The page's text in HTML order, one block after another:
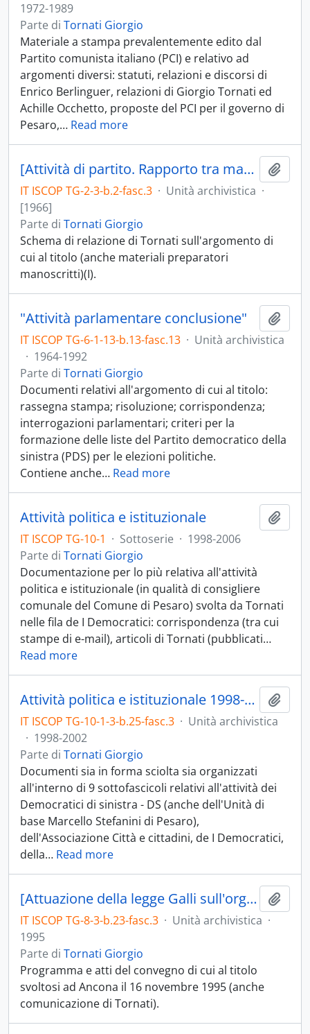
1972-1989
Parte di Tornati Giorgio
Materiale a stampa prevalentemente edito dal
Partito comunista italiano (PCI) e relativo ad
argomenti diversi: statuti, relazioni e discorsi di
Enrico Berlinguer, relazioni di Giorgio Tornati ed
Achille Occhetto, proposte del PCI per il governo di
Pesaro,… Read more
[Attività di partito. Rapporto tra marxismo e religione]
IT ISCOP TG-2-3-b.2-fasc.3 · Unità archivistica ·
[1966]
Parte di Tornati Giorgio
Schema di relazione di Tornati sull'argomento di
cui al titolo (anche materiali preparatori
manoscritti)(I).
"Attività parlamentare conclusione"
IT ISCOP TG-6-1-13-b.13-fasc.13 · Unità archivistica
· 1964-1992
Parte di Tornati Giorgio
Documenti relativi all'argomento di cui al titolo:
rassegna stampa; risoluzione; corrispondenza;
interrogazioni parlamentari; criteri per la
formazione delle liste del Partito democratico della
sinistra (PDS) per le elezioni politiche.
Contiene anche… Read more
Attività politica e istituzionale
IT ISCOP TG-10-1 · Sottoserie · 1998-2006
Parte di Tornati Giorgio
Documentazione per lo più relativa all'attività
politica e istituzionale (in qualità di consigliere
comunale del Comune di Pesaro) svolta da Tornati
nelle fila de I Democratici: corrispondenza (tra cui
stampe di e-mail), articoli di Tornati (pubblicati…
Read more
Attività politica e istituzionale 1998-2002
IT ISCOP TG-10-1-3-b.25-fasc.3 · Unità archivistica
· 1998-2002
Parte di Tornati Giorgio
Documenti sia in forma sciolta sia organizzati
all'interno di 9 sottofascicoli relativi all'attività dei
Democratici di sinistra - DS (anche dell'Unità di
base Marcello Stefanini di Pesaro),
dell'Associazione Città e cittadini, de I Democratici,
della… Read more
[Attuazione della legge Galli sull'organizzazione del servizio idrico integrato]
IT ISCOP TG-8-3-b.23-fasc.3 · Unità archivistica ·
1995
Parte di Tornati Giorgio
Programma e atti del convegno di cui al titolo
svoltosi ad Ancona il 16 novembre 1995 (anche
comunicazione di Tornati).